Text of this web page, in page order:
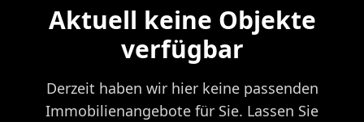
Aktuell keine Objekte
verfügbar
Derzeit haben wir hier keine passenden
Immobilienangebote für Sie. Lassen Sie